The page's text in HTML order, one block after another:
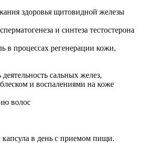
здоровья щитовидной железы
и синтеза тестостерона
в процессах регенерации кожи,
сальных желез,
и воспалениями на коже
волос
в день с приемом пищи.